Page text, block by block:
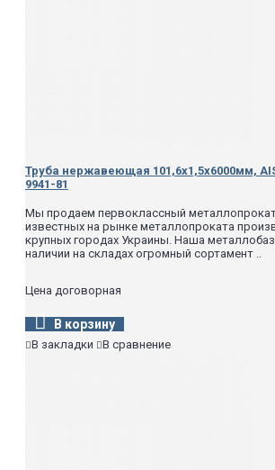
Труба нержавеющая 101,6х1,5х6000мм,
9941-81
Мы продаем первоклассный
известных на рынке металлопроката
крупных городах Украины. Наша
наличии на складах огромный сортамент ..
Цена договорная
В корзину
В закладки В сравнение